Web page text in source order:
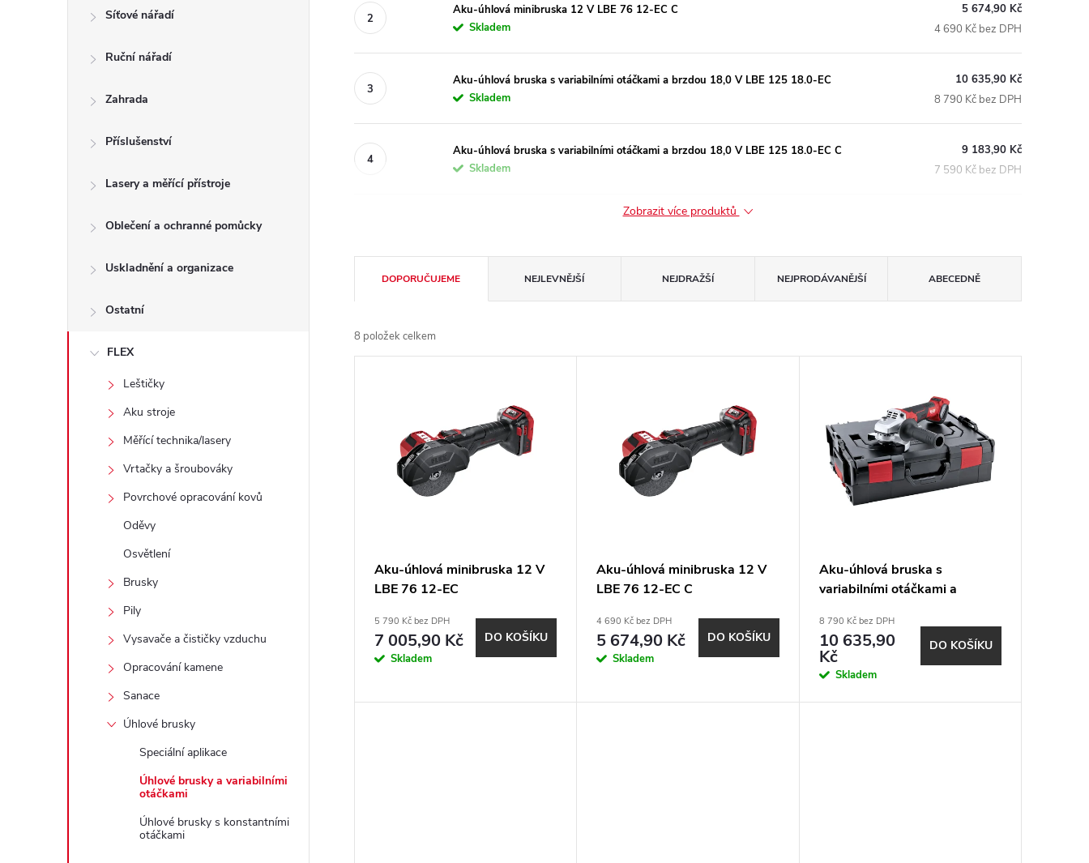
Síťové nářadí
Ruční nářadí
Zahrada
Příslušenství
Lasery a měřící přístroje
Oblečení a ochranné pomůcky
Uskladnění a organizace
Ostatní
FLEX
Leštičky
Aku stroje
Měřící technika/lasery
Vrtačky a šroubováky
Povrchové opracování kovů
Oděvy
Osvětlení
Brusky
Pily
Vysavače a čističky vzduchu
Opracování kamene
Sanace
Úhlové brusky
Speciální aplikace
Úhlové brusky a variabilními
otáčkami
Úhlové brusky s konstantními
otáčkami
Aku-úhlová minibruska 12 V LBE 76 12-EC C
Skladem
5 674,90 Kč
4 690 Kč bez DPH
Aku-úhlová bruska s variabilními otáčkami a brzdou 18,0 V LBE 125 18.0-EC
Skladem
10 635,90 Kč
8 790 Kč bez DPH
Aku-úhlová bruska s variabilními otáčkami a brzdou 18,0 V LBE 125 18.0-EC C
Skladem
9 183,90 Kč
7 590 Kč bez DPH
Zobrazit více produktů
a
z
DOPORUČUJEME NEJLEVNĚJŠÍ NEJDRAŽŠÍ NEJPRODÁVANĚJŠÍ ABECEDNĚ
8 položek celkem
d
Aku-úhlová minibruska 12 V
LBE 76 12-EC
5 790 Kč bez DPH
7 005,90 Kč
Skladem
DO KOŠÍKU
Aku-úhlová minibruska 12 V
LBE 76 12-EC C
4 690 Kč bez DPH
5 674,90 Kč
Skladem
DO KOŠÍKU
Aku-úhlová bruska s
variabilními otáčkami a
EC
8 790 Kč bez DPH
10 635,90
Kč
Skladem
DO KOŠÍKU